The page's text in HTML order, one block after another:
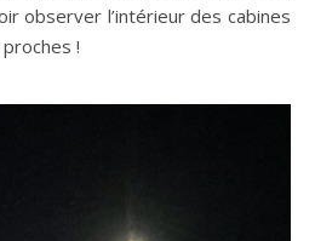
observer l’intérieur des cabines
!